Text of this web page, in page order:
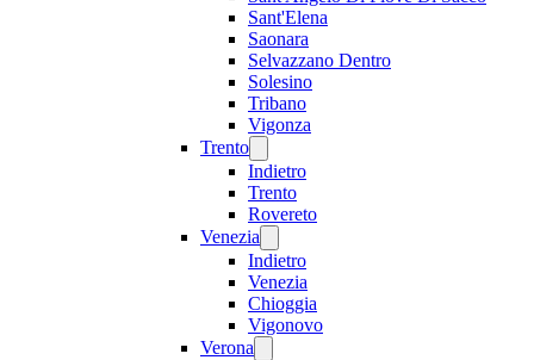
Sant'Elena
Saonara
Selvazzano Dentro
Solesino
Tribano
Vigonza
Trento
Indietro
Trento
Rovereto
Venezia
Indietro
Venezia
Chioggia
Vigonovo
Verona